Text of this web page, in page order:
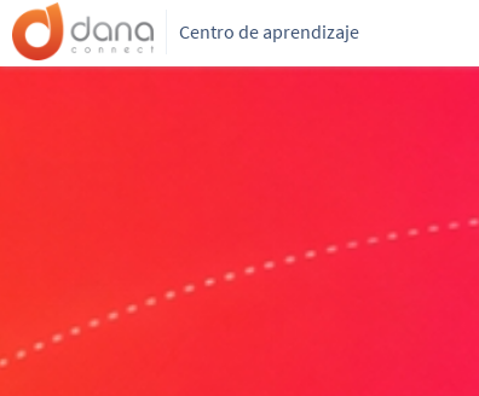
Centro de aprendizaje